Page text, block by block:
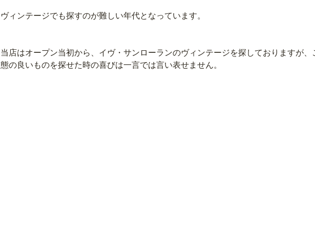
ヴィンテージでも探すのが難しい年代となっています。
当店はオープン当初から、イヴ・サンローランのヴィンテージを探しておりますが、
態の良いものを探せた時の喜びは一言では言い表せません。